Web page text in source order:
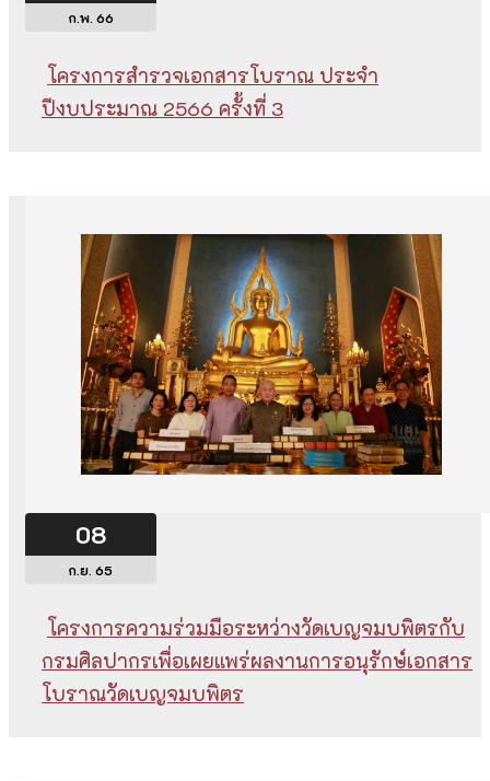
ก.พ. 66
โครงการสำรวจเอกสารโบราณ ประจำ
ปีงบประมาณ 2566 ครั้งที่ 3
08
ก.ย. 65
โครงการความร่วมมือระหว่างวัดเบญจมบพิตรกับ
กรมศิลปากรเพื่อเผยแพร่ผลงานการอนุรักษ์เอกสาร
โบราณวัดเบญจมบพิตร